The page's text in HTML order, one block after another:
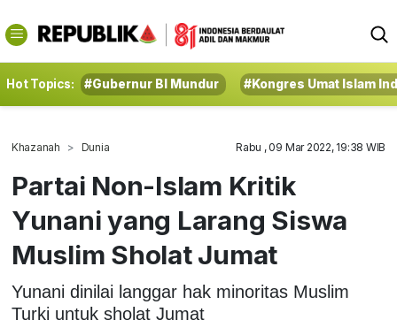
Hot Topics: #Gubernur BI Mundur #Kongres Umat Islam
Khazanah Dunia Rabu , 09 Mar 2022, 19:38 WIB
Partai Non-Islam Kritik
Yunani yang Larang Siswa
Muslim Sholat Jumat
Yunani dinilai langgar hak minoritas Muslim
Turki untuk sholat Jumat